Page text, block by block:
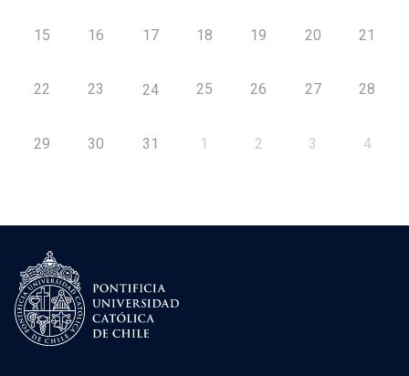
15 16 17 18 19 20 21
22 23 24 25 26 27 28
29 30 31 1 2 3 4